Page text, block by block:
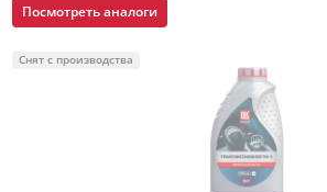
Посмотреть аналоги
Снят с производства